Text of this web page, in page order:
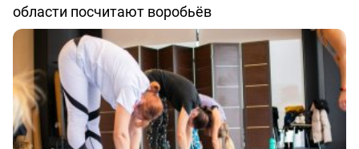
области посчитают воробьёв